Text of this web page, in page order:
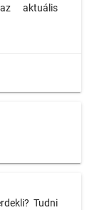
aktuális
Tudni